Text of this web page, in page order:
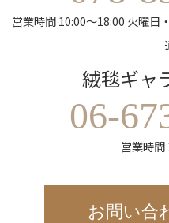
営業時間 10:00～18:00 火曜日
絨毯ギャ
06-
営業時間
お問い合